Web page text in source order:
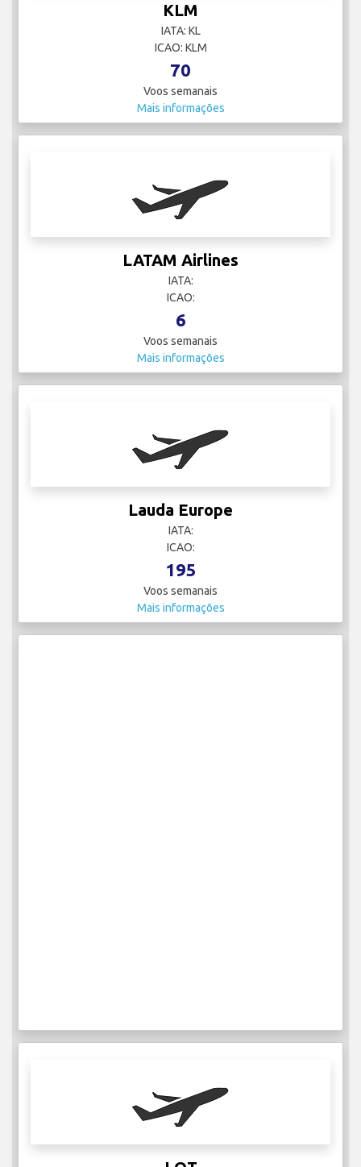
KLM
IATA: KL
ICAO: KLM
70
Voos semanais
Mais informações
LATAM Airlines
IATA:
ICAO:
6
Voos semanais
Mais informações
Lauda Europe
IATA:
ICAO:
195
Voos semanais
Mais informações